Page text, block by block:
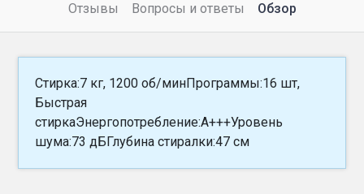
Отзывы Вопросы и ответы Обзор
Стирка:7 кг, 1200 об/минПрограммы:16 шт,
Быстрая
стиркаЭнергопотребление:A+++Уровень
шума:73 дБГлубина стиралки:47 см